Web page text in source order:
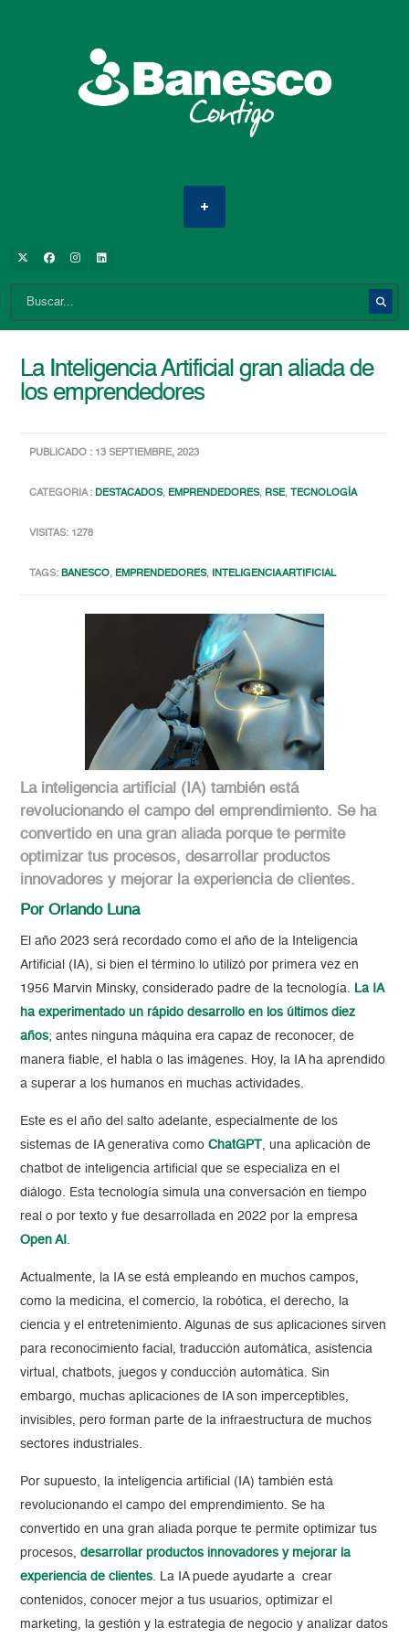
La Inteligencia Artificial gran aliada de
los emprendedores
PUBLICADO : 13 SEPTIEMBRE, 2023
CATEGORIA :DESTACADOS, EMPRENDEDORES, RSE, TECNOLOGÍA
VISITAS: 1278
TAGS:BANESCO, EMPRENDEDORES, INTELIGENCIA ARTIFICIAL
La inteligencia artificial (IA) también está
revolucionando el campo del emprendimiento. Se ha
convertido en una gran aliada porque te permite
optimizar tus procesos, desarrollar productos
innovadores y mejorar la experiencia de clientes.
Por Orlando Luna
El año 2023 será recordado como el año de la Inteligencia
Artificial (IA), si bien el término lo utilizó por primera vez en
1956 Marvin Minsky, considerado padre de la tecnología. La IA
ha experimentado un rápido desarrollo en los últimos diez
años; antes ninguna máquina era capaz de reconocer, de
manera fiable, el habla o las imágenes. Hoy, la IA ha aprendido
a superar a los humanos en muchas actividades.
Este es el año del salto adelante, especialmente de los
sistemas de IA generativa comoChatGPT , una aplicación de
chatbot de inteligencia artificial que se especializa en el
diálogo. Esta tecnología simula una conversación en tiempo
real o por texto y fue desarrollada en 2022 por la empresa
Open AI .
Actualmente, la IA se está empleando en muchos campos,
como la medicina, el comercio, la robótica, el derecho, la
ciencia y el entretenimiento. Algunas de sus aplicaciones sirven
para reconocimiento facial, traducción automática, asistencia
virtual, chatbots, juegos y conducción automática. Sin
embargo, muchas aplicaciones de IA son imperceptibles,
invisibles, pero forman parte de la infraestructura de muchos
sectores industriales.
Por supuesto, la inteligencia artificial (IA) también está
revolucionando el campo del emprendimiento. Se ha
convertido en una gran aliada porque te permite optimizar tus
procesos, desarrollar productos innovadores y mejorar la
experiencia de clientes. La IA puede ayudarte a crear
contenidos, conocer mejor a tus usuarios, optimizar el
marketing, la gestión y la estrategia de negocio y analizar datos